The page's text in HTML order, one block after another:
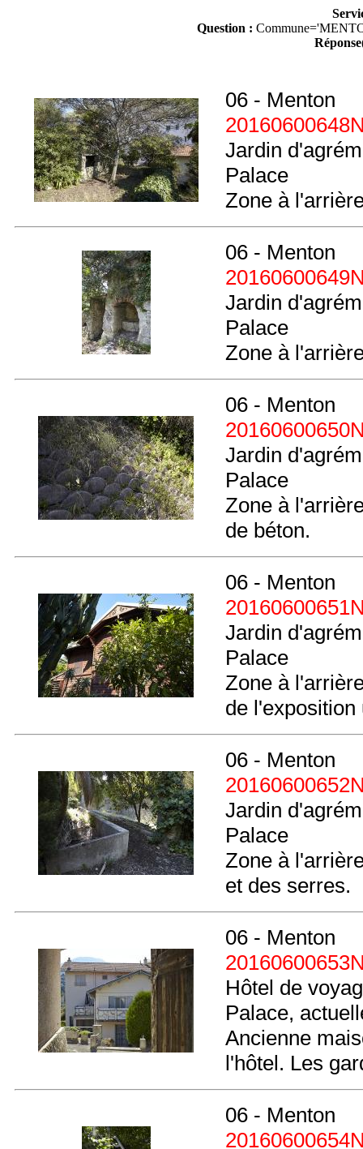
Question :
06 - Menton
Jardin
Palace
Zone à
06 - Menton
Jardin
Palace
Zone à
06 - Menton
Jardin
Palace
Zone à
de béton.
06 - Menton
Jardin
Palace
Zone à
de
06 - Menton
Jardin
Palace
Zone à
et des serres.
06 - Menton
Hôtel de
Palace,
Ancienne
l'hôtel. Les
06 - Menton